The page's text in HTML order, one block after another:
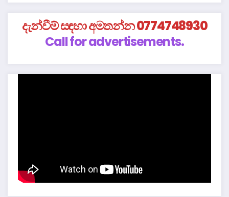
දැන්වීම් සඳහා අමතන්න 0774748930
Call for advertisements.